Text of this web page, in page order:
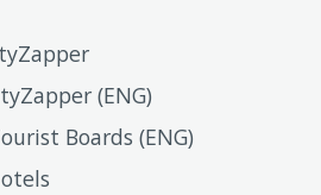
(ENG)
Boards (ENG)